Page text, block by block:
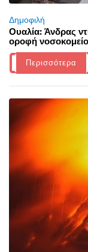
Δημοφιλή
Ουαλία: Άνδρας
οροφή
Περισσότερα